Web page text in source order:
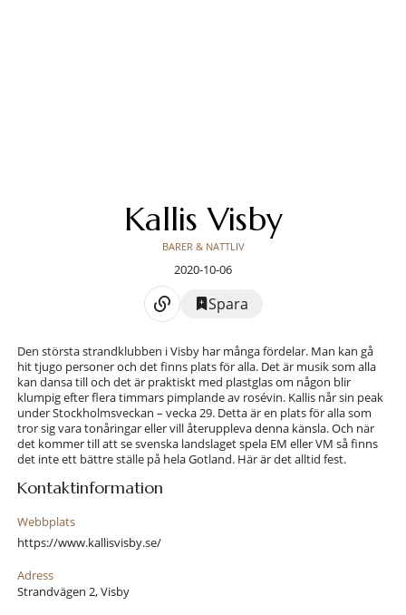
Kallis Visby
BARER & NATTLIV
2020-10-06
Spara
Den största strandklubben i Visby har många fördelar. Man kan gå
hit tjugo personer och det finns plats för alla. Det är musik som alla
kan dansa till och det är praktiskt med plastglas om någon blir
klumpig efter flera timmars pimplande av rosévin. Kallis når sin peak
under Stockholmsveckan – vecka 29. Detta är en plats för alla som
tror sig vara tonåringar eller vill återuppleva denna känsla. Och när
det kommer till att se svenska landslaget spela EM eller VM så finns
det inte ett bättre ställe på hela Gotland. Här är det alltid fest.
Kontaktinformation
Webbplats
https://www.kallisvisby.se/
Adress
Strandvägen 2, Visby